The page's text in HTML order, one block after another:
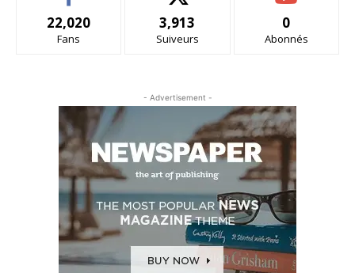
22,020
Fans
3,913
Suiveurs
0
Abonnés
- Advertisement -